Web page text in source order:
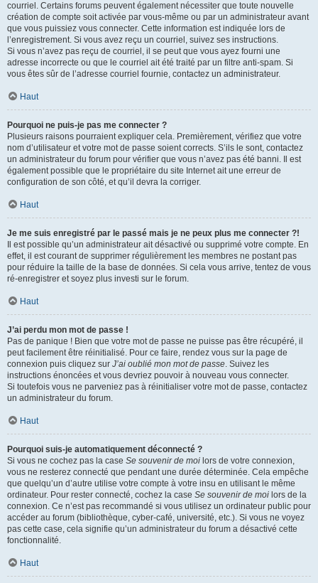
courriel. Certains forums peuvent également nécessiter que toute nouvelle
création de compte soit activée par vous-même ou par un administrateur avant
que vous puissiez vous connecter. Cette information est indiquée lors de
l’enregistrement. Si vous avez reçu un courriel, suivez ses instructions.
Si vous n’avez pas reçu de courriel, il se peut que vous ayez fourni une
adresse incorrecte ou que le courriel ait été traité par un filtre anti-spam. Si
vous êtes sûr de l’adresse courriel fournie, contactez un administrateur.
Haut
Pourquoi ne puis-je pas me connecter ?
Plusieurs raisons pourraient expliquer cela. Premièrement, vérifiez que votre
nom d’utilisateur et votre mot de passe soient corrects. S’ils le sont, contactez
un administrateur du forum pour vérifier que vous n’avez pas été banni. Il est
également possible que le propriétaire du site Internet ait une erreur de
configuration de son côté, et qu’il devra la corriger.
Haut
Je me suis enregistré par le passé mais je ne peux plus me connecter ?!
Il est possible qu’un administrateur ait désactivé ou supprimé votre compte. En
effet, il est courant de supprimer régulièrement les membres ne postant pas
pour réduire la taille de la base de données. Si cela vous arrive, tentez de vous
ré-enregistrer et soyez plus investi sur le forum.
Haut
J’ai perdu mon mot de passe !
Pas de panique ! Bien que votre mot de passe ne puisse pas être récupéré, il
peut facilement être réinitialisé. Pour ce faire, rendez vous sur la page de
connexion puis cliquez sur J’ai oublié mon mot de passe. Suivez les
instructions énoncées et vous devriez pouvoir à nouveau vous connecter.
Si toutefois vous ne parveniez pas à réinitialiser votre mot de passe, contactez
un administrateur du forum.
Haut
Pourquoi suis-je automatiquement déconnecté ?
Si vous ne cochez pas la case Se souvenir de moi lors de votre connexion,
vous ne resterez connecté que pendant une durée déterminée. Cela empêche
que quelqu’un d’autre utilise votre compte à votre insu en utilisant le même
ordinateur. Pour rester connecté, cochez la case Se souvenir de moi lors de la
connexion. Ce n’est pas recommandé si vous utilisez un ordinateur public pour
accéder au forum (bibliothèque, cyber-café, université, etc.). Si vous ne voyez
pas cette case, cela signifie qu’un administrateur du forum a désactivé cette
fonctionnalité.
Haut